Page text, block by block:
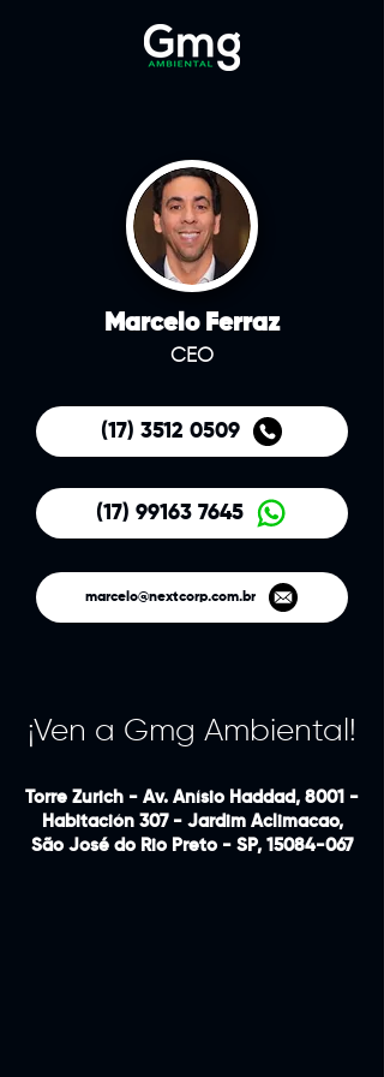
Marcelo Ferraz
CEO
(17) 3512 0509
(17) 99163 7645
marcelo@nextcorp.com.br
¡Ven a Gmg Ambiental!
Torre Zurich - Av. Anísio Haddad, 8001 -
Habitación 307 - Jardim Aclimacao,
São José do Rio Preto - SP, 15084-067